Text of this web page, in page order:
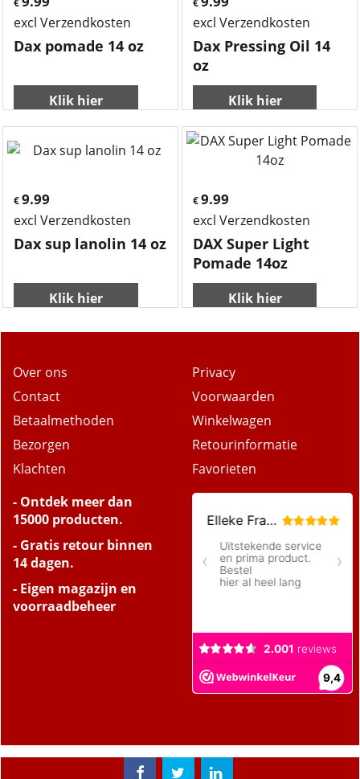
excl Verzendkosten
Dax pomade 14 oz
Klik hier
€9.99
excl Verzendkosten
Dax Pressing Oil 14
oz
Klik hier
€9.99
excl Verzendkosten
Dax sup lanolin 14 oz
Klik hier
€9.99
excl Verzendkosten
DAX Super Light
Klik hier
Over ons
Contact
Betaalmethoden
Bezorgen
Klachten
Privacy
Voorwaarden
Winkelwagen
Retourinformatie
Favorieten
- Ontdek meer dan